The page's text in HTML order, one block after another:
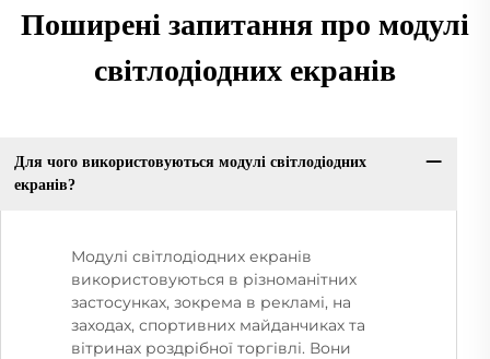
Поширені запитання про модулі
світлодіодних екранів
Для чого використовуються модулі світлодіодних
екранів?
Модулі світлодіодних екранів
використовуються в різноманітних
застосунках, зокрема в рекламі, на
заходах, спортивних майданчиках та
вітринах роздрібної торгівлі. Вони